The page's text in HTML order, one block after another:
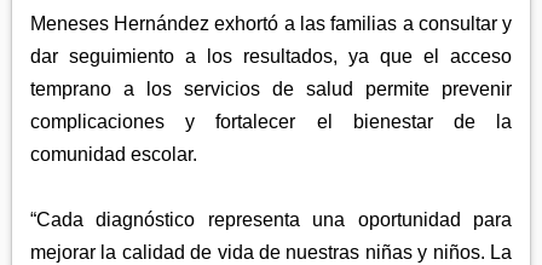
Meneses Hernández exhortó a las familias a consultar y
dar seguimiento a los resultados, ya que el acceso
temprano a los servicios de salud permite prevenir
complicaciones y fortalecer el bienestar de la
comunidad escolar.
“Cada diagnóstico representa una oportunidad para
mejorar la calidad de vida de nuestras niñas y niños. La